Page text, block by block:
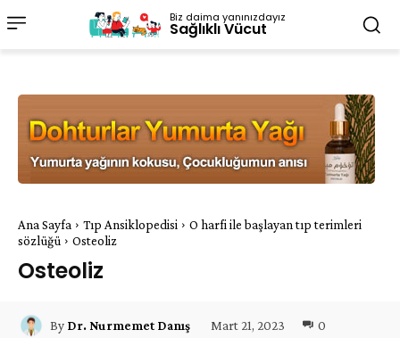
Biz daima yanınızdayız
Sağlıklı Vücut
Ana Sayfa Tıp Ansiklopedisi
O harfi ile başlayan tıp terimleri
sözlüğü
Osteoliz
Osteoliz
By Dr. Nurmemet Danış Mart 21, 2023 0